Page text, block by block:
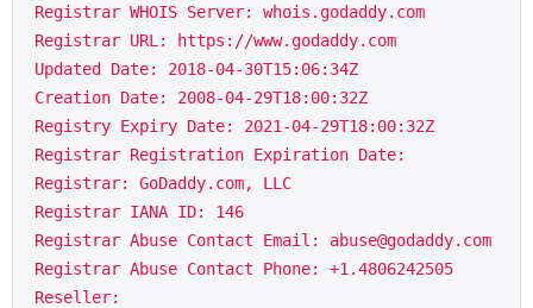
Registrar WHOIS Server: whois.godaddy.com
Registrar URL: https://www.godaddy.com
Updated Date: 2018-04-30T15:06:34Z
Creation Date: 2008-04-29T18:00:32Z
Registry Expiry Date: 2021-04-29T18:00:32Z
Registrar Registration Expiration Date:
Registrar: GoDaddy.com, LLC
Registrar IANA ID: 146
Registrar Abuse Contact Email: abuse@godaddy.com
Registrar Abuse Contact Phone: +1.4806242505
Reseller: